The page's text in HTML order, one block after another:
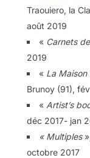
Traouiero, la
août 2019
« Carnets
2019
« La Maison
Brunoy (91),
« Artist’s
déc 2017- jan
« Multiples
octobre 2017